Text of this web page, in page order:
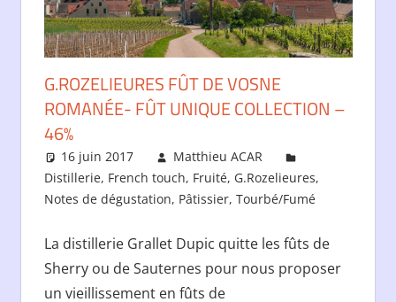
G.ROZELIEURES FÛT DE VOSNE
ROMANÉE- FÛT UNIQUE COLLECTION –
46%
16 juin 2017
Matthieu ACAR
Distillerie, French touch, Fruité, G.Rozelieures,
Notes de dégustation, Pâtissier, Tourbé/Fumé
La distillerie Grallet Dupic quitte les fûts de
Sherry ou de Sauternes pour nous proposer
un vieillissement en fûts de